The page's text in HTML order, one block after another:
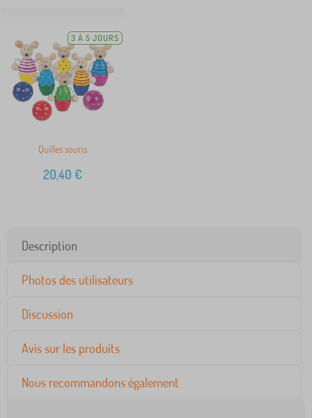
3 À 5 JOURS
Quilles souris
20,40 €
Description
Photos des utilisateurs
Discussion
Avis sur les produits
Nous recommandons également